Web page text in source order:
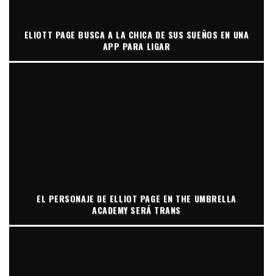
ELIOTT PAGE BUSCA A LA CHICA DE SUS SUEÑOS EN UNA
APP PARA LIGAR
EL PERSONAJE DE ELLIOT PAGE EN THE UMBRELLA
ACADEMY SERÁ TRANS